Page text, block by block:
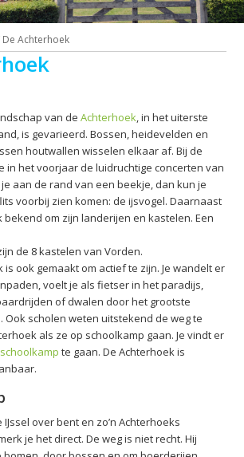
De Achterhoek
van deAchterhoek, in het uiterste
is gevarieerd. Bossen, heidevelden en
houtwallen wisselen elkaar af. Bij de
in het voorjaar de luidruchtige concerten van
aan de rand van een beekje, dan kun je
voorbij zien komen: de ijsvogel. Daarnaast
bekend om zijn landerijen en kastelen. Een
de 8 kastelen van Vorden.
is ook gemaakt om actief te zijn. Je wandelt er
voelt je als fietser in het paradijs,
of dwalen door het grootste
Ook scholen weten uitstekend de weg te
als ze op schoolkamp gaan. Je vindt er
te gaan. De Achterhoek is
over bent en zo’n Achterhoeks
je het direct. De weg is niet recht. Hij